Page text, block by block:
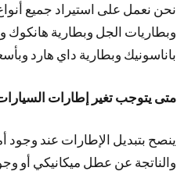
نحن نعمل على استيراد جميع
وبطاريات الجل وبطارية هانكوك
باناسونيك وبطارية داي هارد
متى يتوجب تغير إطارات
ينصح بتبديل الإطارات عند وجود
والناتجة عن عطل ميكانيكي أو